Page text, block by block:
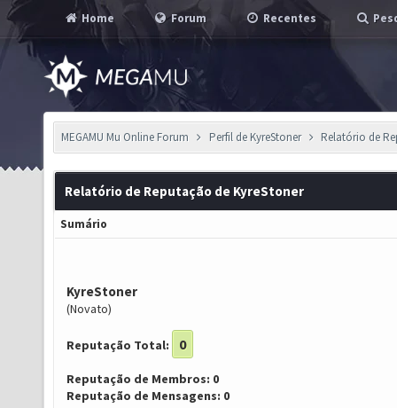
Home Forum Recentes
MEGAMU Mu Online Forum Perfil de KyreStoner Relatório de
Relatório de Reputação de KyreStoner
Sumário
KyreStoner
(Novato)
Reputação Total: 0
Reputação de Membros: 0
Reputação de Mensagens: 0